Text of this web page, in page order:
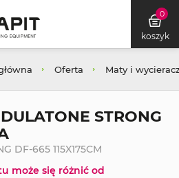
0
koszyk
Oferta Maty i
STRONG
DF-665 115X175CM
może się różnić od